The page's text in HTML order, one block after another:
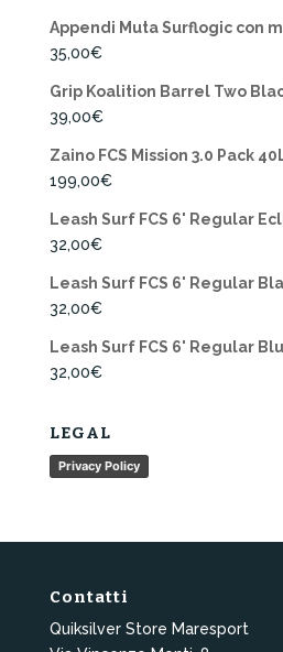
Appendi Muta Surflogic con
35,00€
Grip Koalition Barrel Two
39,00€
Zaino FCS Mission 3.0 Pack
199,00€
Leash Surf FCS 6' Regular
32,00€
Leash Surf FCS 6' Regular
32,00€
Leash Surf FCS 6' Regular
32,00€
LEGAL
Privacy Policy
Contatti
Quiksilver Store Maresport